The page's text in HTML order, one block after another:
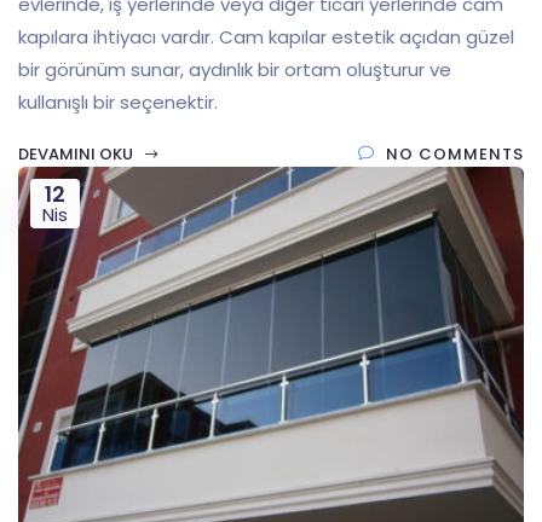
kapılara ihtiyacı vardır. Cam kapılar estetik açıdan güzel
bir görünüm sunar, aydınlık bir ortam oluşturur ve
kullanışlı bir seçenektir.
DEVAMINI OKU NO COMMENTS
12
Nis